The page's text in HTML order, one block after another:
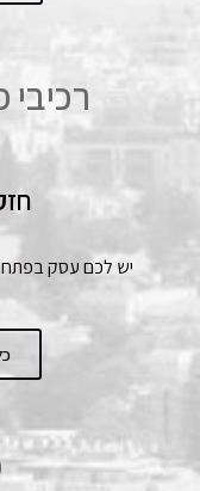
רכיבי
יש לכם עסק בפתח